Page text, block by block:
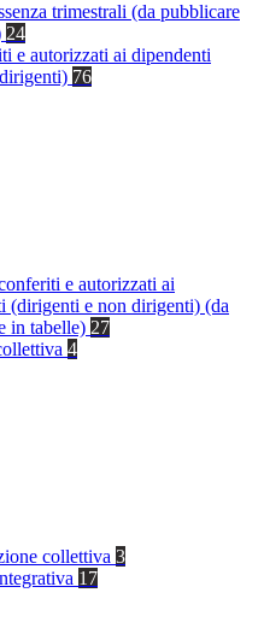
trimestrali (da pubblicare
24
e autorizzati ai dipendenti
76
e autorizzati ai
(dirigenti e non dirigenti) (da
in tabelle) 27
4
collettiva 3
17